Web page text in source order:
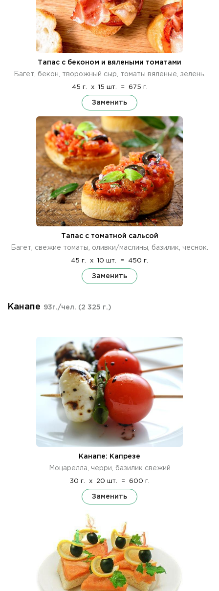
Тапас с беконом и вялеными томатами
Багет, бекон, творожный сыр, томаты вяленые, зелень.
45 г. x 15 шт. = 675 г.
Заменить
Тапас с томатной сальсой
Багет, свежие томаты, оливки/маслины, базилик, чеснок.
45 г. x 10 шт. = 450 г.
Заменить
Канапе 93г./чел. (2 325 г.)
Канапе: Капрезе
Моцарелла, черри, базилик свежий
30 г. x 20 шт. = 600 г.
Заменить